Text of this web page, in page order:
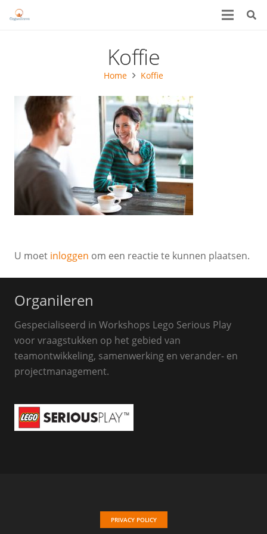
Koffie
Home Koffie
U moet inloggen om een reactie te kunnen plaatsen.
Organileren
Gespecialiseerd in Workshops Lego Serious Play
voor vraagstukken op het gebied van
teamontwikkeling, samenwerking en verander- en
projectmanagement.
PRIVACY POLICY